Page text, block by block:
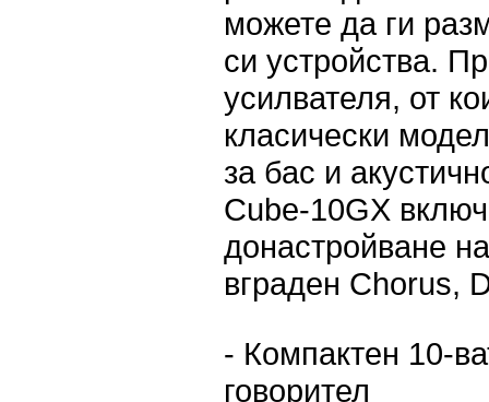
можете да ги
си устройства.
усилвателя, от
класически
за бас и
Cube-10GX
донастройване
вграден Chorus,
- Компактен 10-
говорител